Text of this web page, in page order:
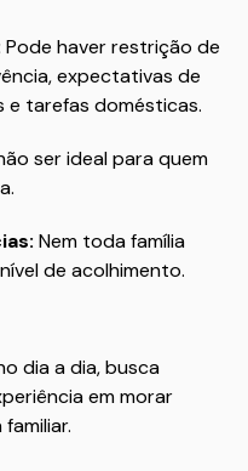
Pode haver restrição de
expectativas de
tarefas domésticas.
ser ideal para quem
Nem toda família
de acolhimento.
dia a dia, busca
em morar